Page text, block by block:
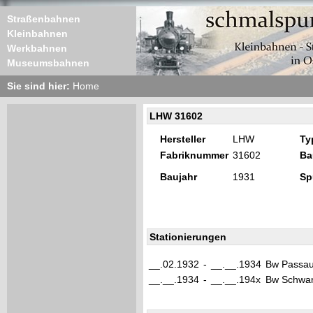
Straßenbahnen
Kleinbahnen
Werkbahnen
Museumsbahnen
Sie sind hier: Home
LHW 31602
Hersteller LHW
Fabriknummer 31602
Baujahr
1931
Stationierungen
__.02.1932 - __.__.1934 Bw
__.__.1934 - __.__.194x Bw